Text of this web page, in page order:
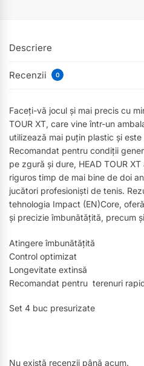
Descriere
Recenzii 0
Faceți-vă jocul și mai precis cu
TOUR XT, care vine într-un
utilizează mai puțin plastic și
Recomandat pentru condiții
pe zgură și dure, HEAD TOUR
riguros timp de mai bine de doi
jucători profesioniști de tenis.
tehnologia Impact (EN)Core,
și precizie îmbunătățită, precum
Atingere îmbunătățită
Control optimizat
Longevitate extinsă
Recomandat pentru terenuri
Set 4 buc presurizate
Nu există recenzii până acum.